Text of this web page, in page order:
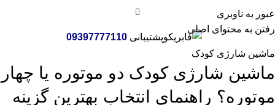
عبور به ناوبری
رفتن به محتوای اصلی
پشتیبانی09397777110
وبلاگ
خانه
ماشین شارژی کودک
ماشین شارژی کودک
ماشین شارژی کودک دو موتوره یا چهار
موتوره؟ راهنمای انتخاب بهترین گزینه